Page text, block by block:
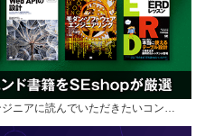
ニアに読んでいただきたいコン…